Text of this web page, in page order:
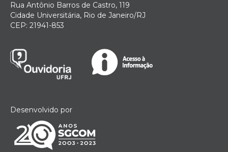
Rua Antônio Barros de Castro, 119
Cidade Universitária, Rio de Janeiro/RJ
CEP: 21941-853
Desenvolvido por